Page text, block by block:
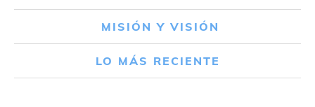
MISIÓN Y VISIÓN
LO MÁS RECIENTE